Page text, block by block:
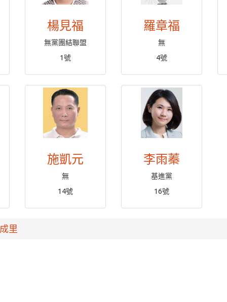
楊見福
無黨團結聯盟
1號
羅章福
無
4號
施凱元
無
14號
李雨蓁
基進黨
16號
里